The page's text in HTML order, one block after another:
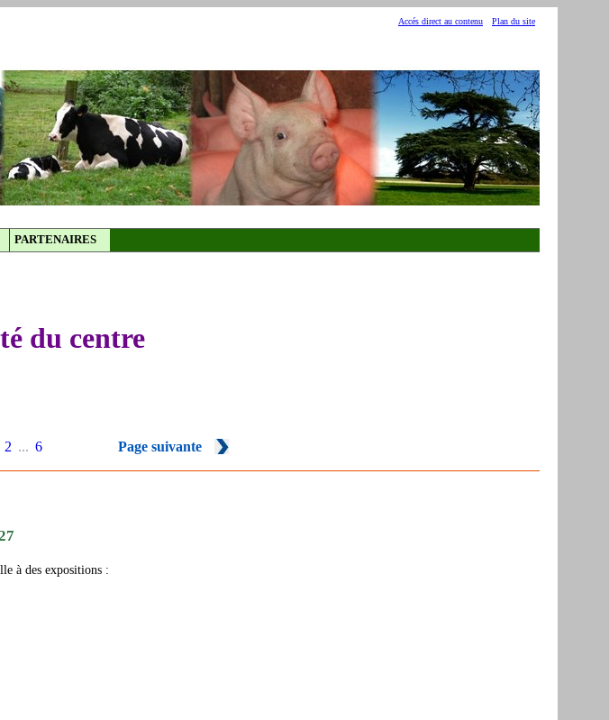
Plan du site
Accés direct au contenu
PARTENAIRES
du centre
2 ... 6 Page suivante
à des expositions :